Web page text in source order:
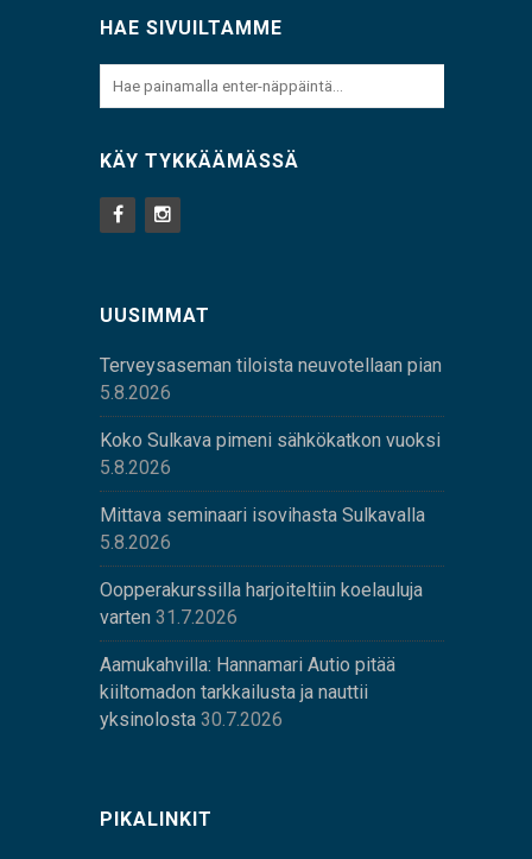
HAE SIVUILTAMME
KÄY TYKKÄÄMÄSSÄ
UUSIMMAT
Terveysaseman tiloista neuvotellaan pian
5.8.2026
Koko Sulkava pimeni sähkökatkon vuoksi
5.8.2026
Mittava seminaari isovihasta Sulkavalla
5.8.2026
Oopperakurssilla harjoiteltiin koelauluja
varten 31.7.2026
Aamukahvilla: Hannamari Autio pitää
kiiltomadon tarkkailusta ja nauttii
yksinolosta 30.7.2026
PIKALINKIT